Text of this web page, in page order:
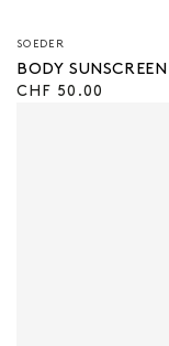
Verkäufer/in:
SOEDER
BODY SUNSCREEN
Regulärer
CHF 50.00